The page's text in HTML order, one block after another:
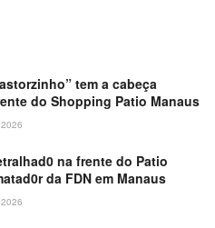
tem a cabeça
do Shopping Patio Manaus
na frente do Patio
da FDN em Manaus